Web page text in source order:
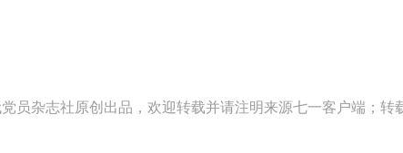
员杂志社原创出品，欢迎转载并请注明来源七一客户端；转